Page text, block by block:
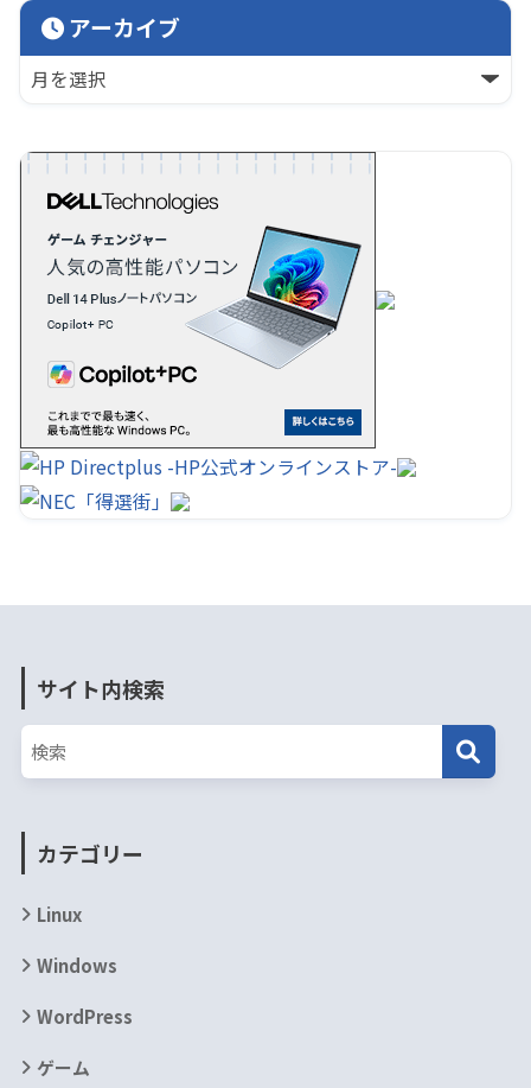
アーカイブ
サイト内検索
カテゴリー
Linux
Windows
WordPress
ゲーム